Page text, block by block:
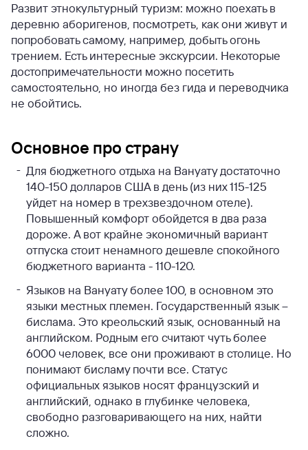
Развит этнокультурный туризм: можно поехать в
деревню аборигенов, посмотреть, как они живут и
попробовать самому, например, добыть огонь
трением. Есть интересные экскурсии. Некоторые
достопримечательности можно посетить
самостоятельно, но иногда без гида и переводчика
не обойтись.
Основное про страну
Для бюджетного отдыха на Вануату достаточно
140-150 долларов США в день (из них 115-125
уйдет на номер в трехзвездочном отеле).
Повышенный комфорт обойдется в два раза
дороже. А вот крайне экономичный вариант
отпуска стоит ненамного дешевле спокойного
бюджетного варианта - 110-120.
Языков на Вануату более 100, в основном это
языки местных племен. Государственный язык –
бислама. Это креольский язык, основанный на
английском. Родным его считают чуть более
6000 человек, все они проживают в столице. Но
понимают бисламу почти все. Статус
официальных языков носят французский и
английский, однако в глубинке человека,
свободно разговаривающего на них, найти
сложно.